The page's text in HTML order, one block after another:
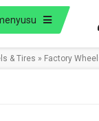
& Tires » Factory